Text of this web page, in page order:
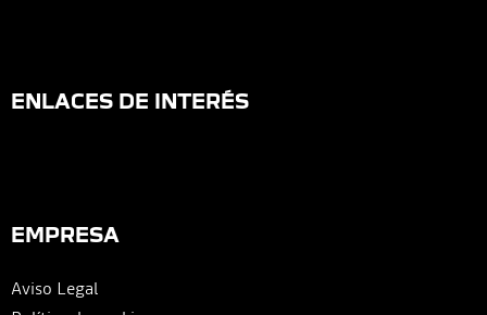
ENLACES DE INTERÉS
EMPRESA
Aviso Legal